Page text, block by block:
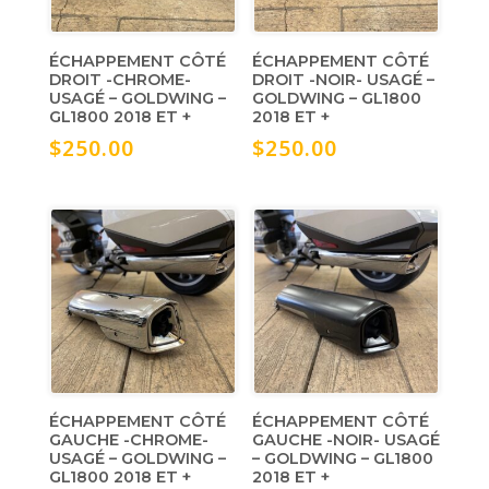
ÉCHAPPEMENT CÔTÉ
DROIT -CHROME-
USAGÉ – GOLDWING –
GL1800 2018 ET +
$250.00
ÉCHAPPEMENT CÔTÉ
DROIT -NOIR- USAGÉ –
GOLDWING – GL1800
2018 ET +
$250.00
ÉCHAPPEMENT CÔTÉ
GAUCHE -CHROME-
USAGÉ – GOLDWING –
GL1800 2018 ET +
ÉCHAPPEMENT CÔTÉ
GAUCHE -NOIR- USAGÉ
– GOLDWING – GL1800
2018 ET +